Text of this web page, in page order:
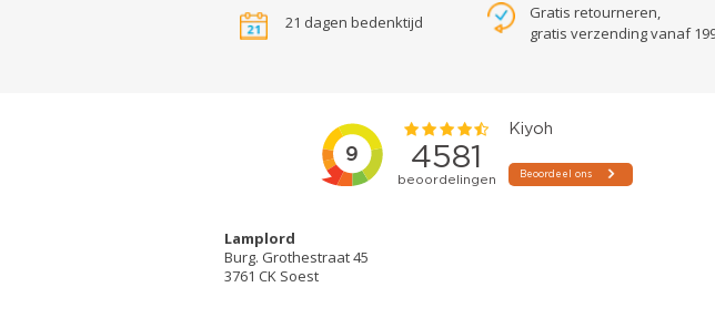
21 dagen bedenktijd
Gratis retourneren,
gratis verzending vanaf
Lamplord
Burg. Grothestraat 45
3761 CK Soest